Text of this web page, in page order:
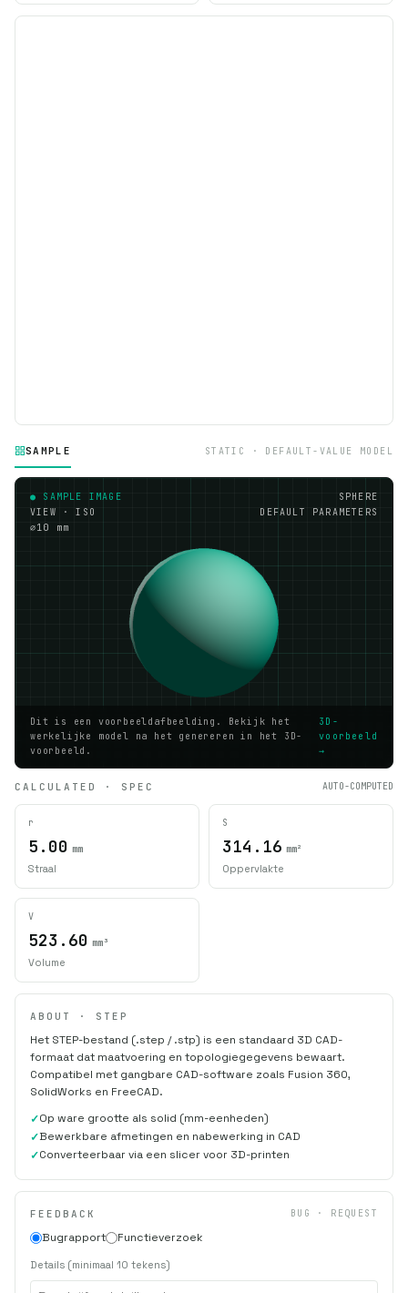
SAMPLE STATIC · DEFAULT-VALUE MODEL
● SAMPLE IMAGE
VIEW · ISO
⌀10 mm
SPHERE
DEFAULT PARAMETERS
Dit is een voorbeeldafbeelding. Bekijk het
werkelijke model na het genereren in het 3D-
voorbeeld.
3D-
voorbeeld
→
CALCULATED · SPEC AUTO-COMPUTED
r
5.00 mm
Straal
S
314.16 mm²
Oppervlakte
V
523.60 mm³
Volume
ABOUT · STEP
Het STEP-bestand (.step / .stp) is een standaard 3D CAD-
formaat dat maatvoering en topologiegegevens bewaart.
Compatibel met gangbare CAD-software zoals Fusion 360,
SolidWorks en FreeCAD.
Op ware grootte als solid (mm-eenheden)
Bewerkbare afmetingen en nabewerking in CAD
Converteerbaar via een slicer voor 3D-printen
FEEDBACK BUG · REQUEST
Bugrapport Functieverzoek
Details (minimaal 10 tekens)